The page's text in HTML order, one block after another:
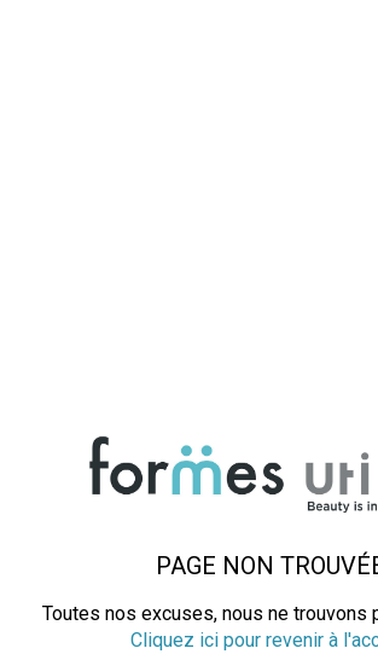
PAGE NON
Toutes nos excuses, nous ne trouvons
Cliquez ici pour revenir à